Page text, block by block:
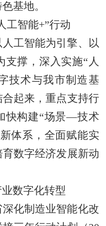
基地。
工智能+”行动
工智能为引擎、以
支撑，深入实施“人
技术与我市制造基
起来，重点支持行
快构建“场景—技术
体系，全面赋能实
数字经济发展新动
业数字化转型
化制造业智能化改